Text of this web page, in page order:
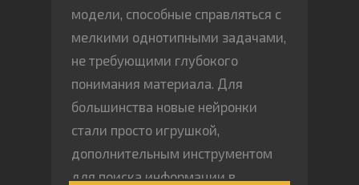
модели, способные справляться с
мелкими однотипными задачами,
не требующими глубокого
понимания материала. Для
большинства новые нейронки
стали просто игрушкой,
дополнительным инструментом
для поиска информации в